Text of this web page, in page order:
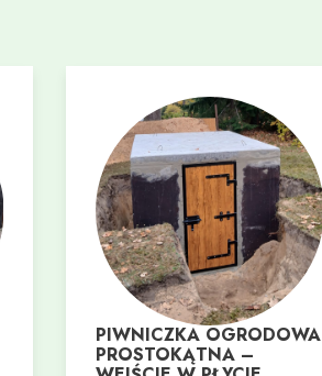
PIWNICZKA OGRODOWA
PROSTOKĄTNA –